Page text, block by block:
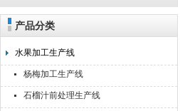
靖江佳莉食品机械有限公司
产品分类
水果加工生产线
杨梅加工生产线
石榴汁前处理生产线